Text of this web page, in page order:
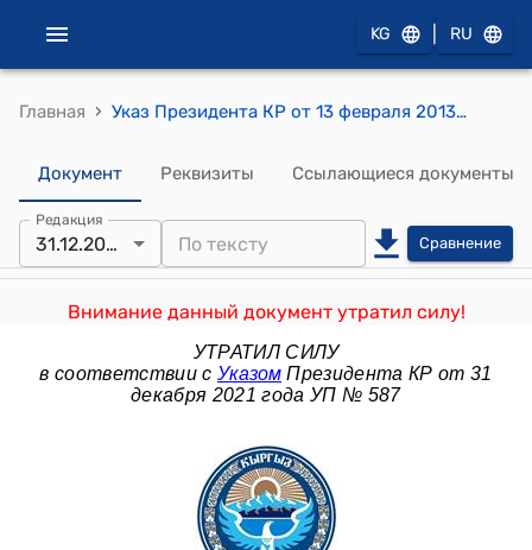
KG RU
Главная › Указ Президента КР от 13 февраля 2013 года УП № 26 "О внесении изменений в Указ Президента Кыргызской Республики "О конкурсном отборе эскиза и описания ордена "Курманжан Датка" от 26 ноября 2011 года""
Документ Реквизиты Ссылающиеся документы
Редакция
31.12.2021 Сравнение
Внимание данный документ утратил силу!